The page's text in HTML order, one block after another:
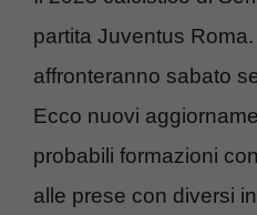
partita Juventus
affronteranno sabato
Ecco nuovi
probabili formazioni
alle prese con diversi